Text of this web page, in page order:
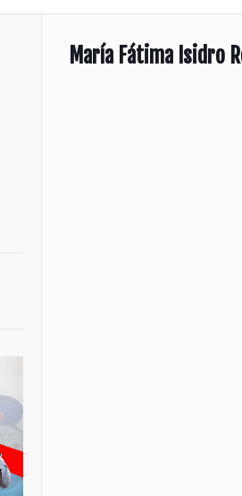
María Fátima Isidro